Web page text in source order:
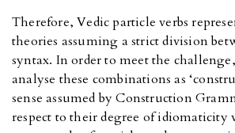
Therefore, Vedic particle verbs
theories assuming a strict division
syntax. In order to meet the
analyse these combinations as
sense assumed by Construction
respect to their degree of idiomaticity